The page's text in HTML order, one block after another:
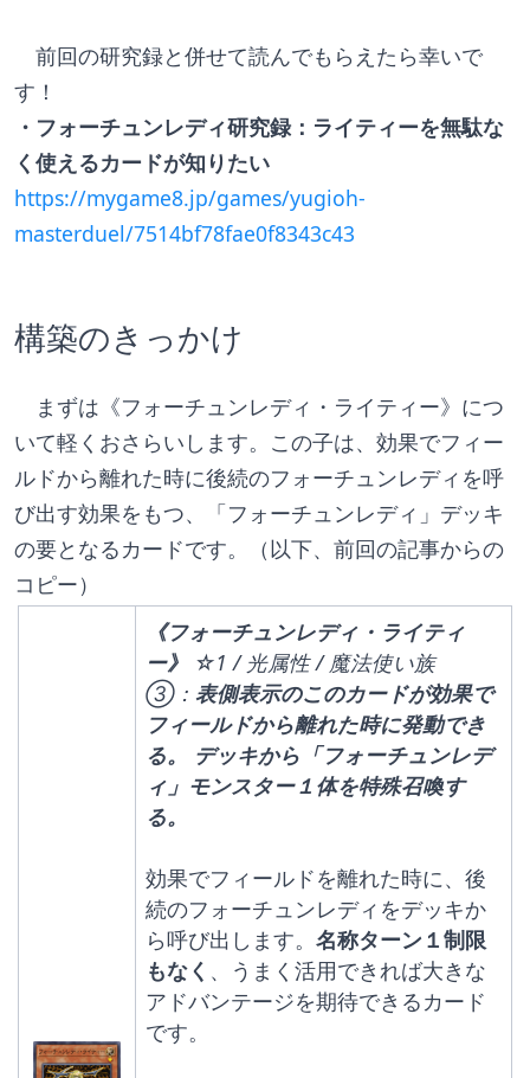
前回の研究録と併せて読んでもらえたら幸いで
す！
・フォーチュンレディ研究録：ライティーを無駄な
く使えるカードが知りたい
https://mygame8.jp/games/yugioh-
masterduel/7514bf78fae0f8343c43
構築のきっかけ
まずは《フォーチュンレディ・ライティー》につ
いて軽くおさらいします。この子は、効果でフィー
ルドから離れた時に後続のフォーチュンレディを呼
び出す効果をもつ、「フォーチュンレディ」デッキ
の要となるカードです。（以下、前回の記事からの
コピー）
《フォーチュンレディ・ライティ
ー》
☆1 / 光属性 / 魔法使い族
③： 表側表示のこのカードが効果で
フィールドから離れた時に発動でき
る。 デッキから「フォーチュンレデ
ィ」モンスター１体を特殊召喚す
る。
効果でフィールドを離れた時に、後
続のフォーチュンレディをデッキか
ら呼び出します。 名称ターン１制限
もなく 、うまく活用できれば大きな
アドバンテージを期待できるカード
です。